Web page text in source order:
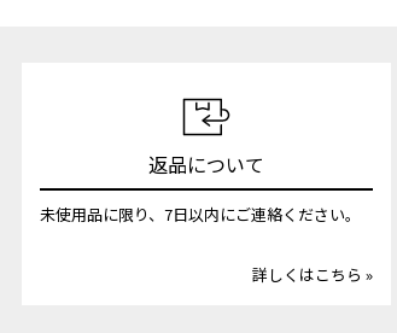
返品について
未使用品に限り、7日以内にご連絡ください。
詳しくはこちら »